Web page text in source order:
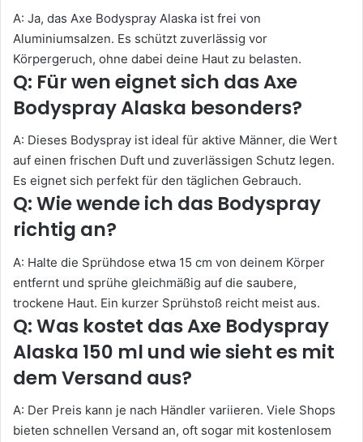
A: Ja, das Axe Bodyspray Alaska ist frei von
Aluminiumsalzen. Es schützt zuverlässig vor
Körpergeruch, ohne dabei deine Haut zu belasten.
Q: Für wen eignet sich das Axe
Bodyspray Alaska besonders?
A: Dieses Bodyspray ist ideal für aktive Männer, die Wert
auf einen frischen Duft und zuverlässigen Schutz legen.
Es eignet sich perfekt für den täglichen Gebrauch.
Q: Wie wende ich das Bodyspray
richtig an?
A: Halte die Sprühdose etwa 15 cm von deinem Körper
entfernt und sprühe gleichmäßig auf die saubere,
trockene Haut. Ein kurzer Sprühstoß reicht meist aus.
Q: Was kostet das Axe Bodyspray
Alaska 150 ml und wie sieht es mit
dem Versand aus?
A: Der Preis kann je nach Händler variieren. Viele Shops
bieten schnellen Versand an, oft sogar mit kostenlosem